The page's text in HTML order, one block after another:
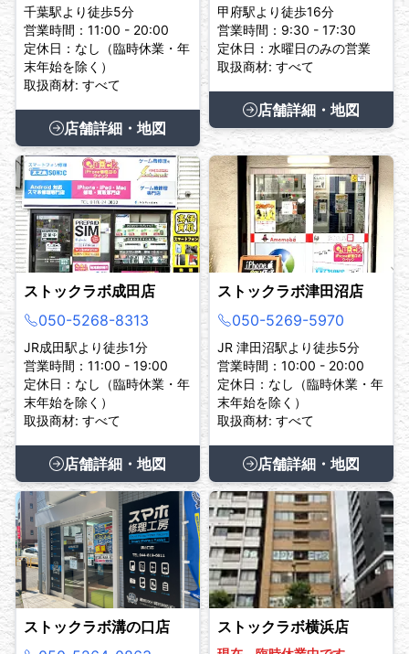
千葉駅より徒歩5分
営業時間：11:00 - 20:00
定休日：なし（臨時休業・年
末年始を除く）
取扱商材: すべて
店舗詳細・地図
甲府駅より徒歩16分
営業時間：9:30 - 17:30
定休日：水曜日のみの営業
取扱商材: すべて
店舗詳細・地図
ストックラボ成田店
050-5268-8313
JR成田駅より徒歩1分
営業時間：11:00 - 19:00
定休日：なし（臨時休業・年
末年始を除く）
取扱商材: すべて
店舗詳細・地図
ストックラボ津田沼店
050-5269-5970
JR 津田沼駅より徒歩5分
営業時間：10:00 - 20:00
定休日：なし（臨時休業・年
末年始を除く）
取扱商材: すべて
店舗詳細・地図
ストックラボ溝の口店
ストックラボ横浜店